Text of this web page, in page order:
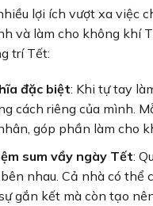
lợi ích vượt xa việc
và làm cho không khí
trí Tết:
đặc biệt: Khi tự tay
cách riêng của mình.
góp phần làm cho
sum vầy ngày Tết:
nhau. Cả nhà có thể
gắn kết mà còn tạo